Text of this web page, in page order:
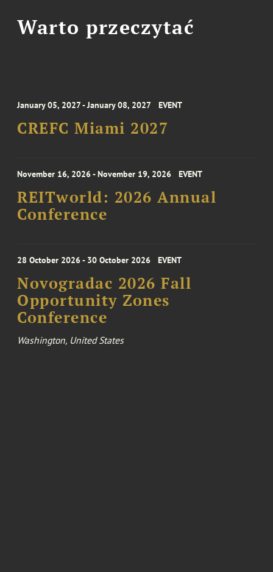
Warto przeczytać
January 05, 2027 - January 08, 2027 EVENT
CREFC Miami 2027
November 16, 2026 - November 19, 2026 EVENT
REITworld: 2026 Annual
Conference
28 October 2026 - 30 October 2026 EVENT
Novogradac 2026 Fall
Opportunity Zones
Conference
Washington, United States